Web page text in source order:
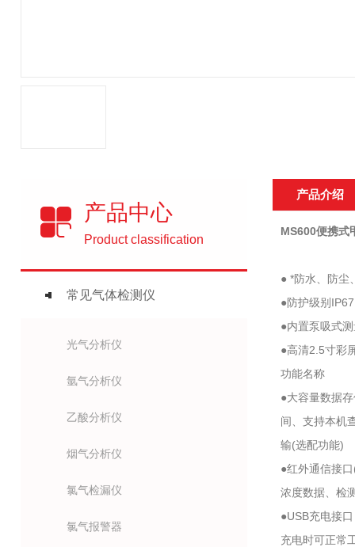
产品中心
Product classification
常见气体检测仪
光气分析仪
氩气分析仪
乙酸分析仪
烟气分析仪
氯气检漏仪
氯气报警器
产品介绍
MS600便携式
● *防水、防尘
●防护级别
●内置泵吸式
●高清2.5寸彩
功能名称
●大容量数据
间、支持本机
输(选配功能)
●红外通信接
浓度数据、检
●USB充电接
充电时可正常